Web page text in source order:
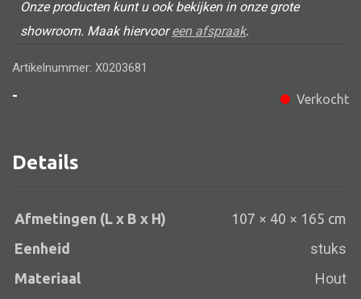
Fautteuil
Barstoel
Kinderstoel
Kruk
Onze producten kunt u ook bekijken in onze grote
showroom. Maak hiervooreen afspraak.
Artikelnummer: X0203681
-
Verkocht
Details
Afmetingen (L x B x H)
107 × 40 × 165 cm
Eenheid
stuks
Materiaal Hout